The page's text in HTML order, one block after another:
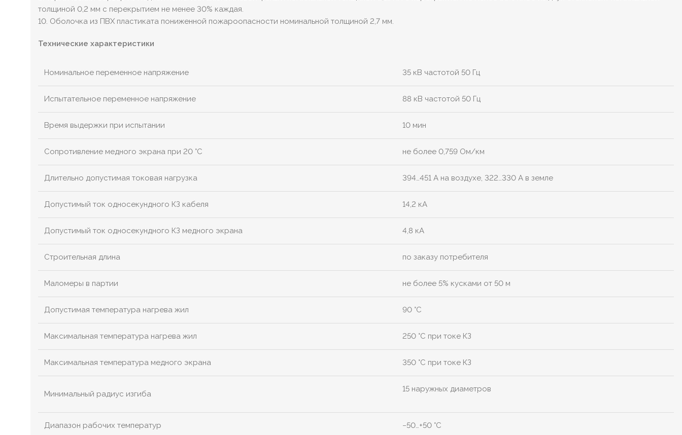
толщиной 0,2 мм с перекрытием не менее 30% каждая.
10. Оболочка из ПВХ пластиката пониженной пожароопасности номинальной толщиной 2,7 мм.
Технические характеристики
Номинальное переменное напряжение 35 кВ частотой 50 Гц
Испытательное переменное напряжение 88 кВ частотой 50 Гц
Время выдержки при испытании 10 мин
Сопротивление медного экрана при 20 °С не более 0,759 Ом/км
Длительно допустимая токовая нагрузка 394…451 А на воздухе, 322…330 А в земле
Допустимый ток односекундного КЗ кабеля 14,2 кА
Допустимый ток односекундного КЗ медного экрана 4,8 кА
Строительная длина по заказу потребителя
Маломеры в партии не более 5% кусками от 50 м
Допустимая температура нагрева жил 90 °C
Максимальная температура нагрева жил 250 °C при токе КЗ
Максимальная температура медного экрана 350 °C при токе КЗ
Минимальный радиус изгиба
15 наружных диаметров
Диапазон рабочих температур −50…+50 °C